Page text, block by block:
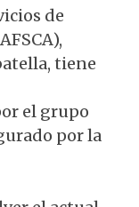
de
tiene
el grupo
por la